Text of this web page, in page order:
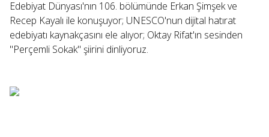
Edebiyat Dünyası'nın 106. bölümünde Erkan Şimşek ve
Recep Kayalı ile konuşuyor; UNESCO'nun dijital hatırat
edebiyatı kaynakçasını ele alıyor; Oktay Rifat'ın sesinden
"Perçemli Sokak" şiirini dinliyoruz.